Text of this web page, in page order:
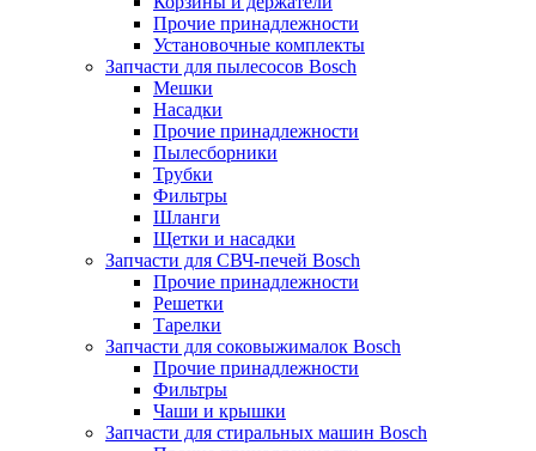
Прочие принадлежности
Установочные комплекты
Запчасти для пылесосов Bosch
Мешки
Насадки
Прочие принадлежности
Пылесборники
Трубки
Фильтры
Шланги
Щетки и насадки
Запчасти для СВЧ-печей Bosch
Прочие принадлежности
Решетки
Тарелки
Запчасти для соковыжималок Bosch
Прочие принадлежности
Фильтры
Чаши и крышки
Запчасти для стиральных машин Bosch